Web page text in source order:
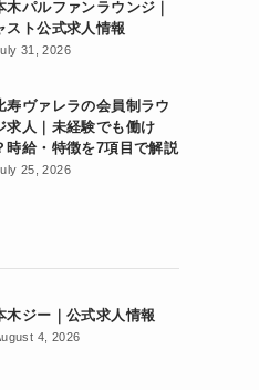
木パルファンラウンジ｜
スト公式求人情報
31, 2026
寿ヴァレラの会員制ラウ
求人｜未経験でも働け
時給・特徴を7項目で解説
25, 2026
木ジー｜公式求人情報
4, 2026